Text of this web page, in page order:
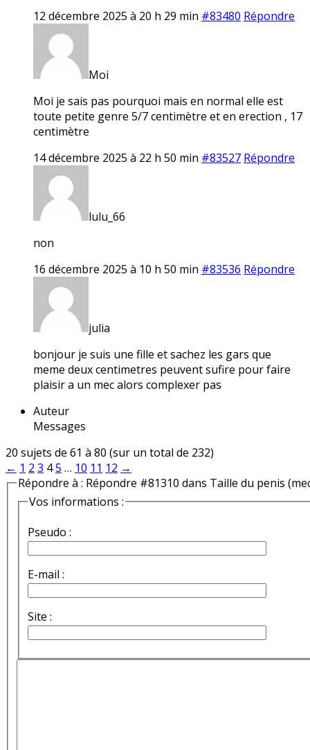
12 décembre 2025 à 20 h 29 min #83480 Répondre
Moi
Moi je sais pas pourquoi mais en normal elle est
toute petite genre 5/7 centimètre et en erection , 17
centimètre
14 décembre 2025 à 22 h 50 min #83527 Répondre
lulu_66
non
16 décembre 2025 à 10 h 50 min #83536 Répondre
julia
bonjour je suis une fille et sachez les gars que
meme deux centimetres peuvent sufire pour faire
plaisir a un mec alors complexer pas
Auteur
Messages
20 sujets de 61 à 80 (sur un total de 232)
← 1 2 3 45 … 10 11 12 →
Répondre à : Répondre #81310 dans Taille du penis
Vos informations :
Pseudo :
E-mail :
Site :